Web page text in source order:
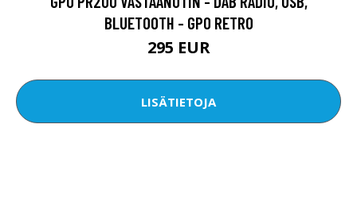
BLUETOOTH - GPO RETRO
295 EUR
LISÄTIETOJA